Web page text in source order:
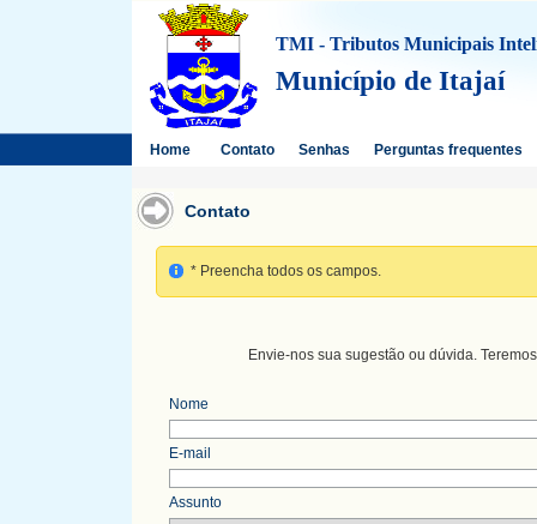
TMI - Tributos Municipais
Município de Itajaí
Home Contato Senhas Perguntas frequentes
Contato
* Preencha todos os campos.
Envie-nos sua sugestão ou dúvida.
Nome
E-mail
Assunto